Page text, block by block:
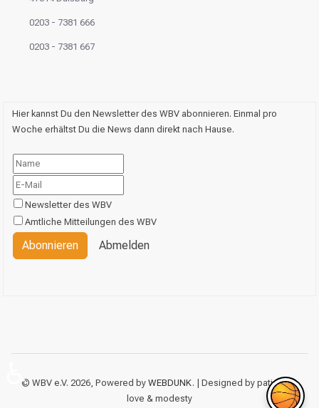
0203 - 7381 666
0203 - 7381 667
Hier kannst Du den Newsletter des WBV abonnieren. Einmal pro
Woche erhältst Du die News dann direkt nach Hause.
Newsletter des WBV
Amtliche Mitteilungen des WBV
Abonnieren Abmelden
© WBV e.V. 2026, Powered by WEBDUNK. | Designed by patience,
love & modesty